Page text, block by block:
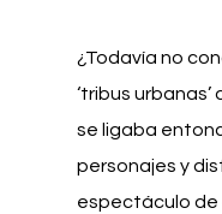
¿Todavía no
‘tribus urbanas’
se ligaba
personajes y
espectáculo de